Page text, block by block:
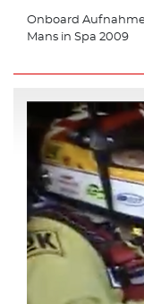
Onboard
Mans in Spa 2009